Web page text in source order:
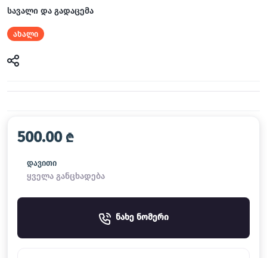
სავალი და გადაცემა
ახალი
500.00 ₾
დავითი
ყველა განცხადება
ნახე ნომერი